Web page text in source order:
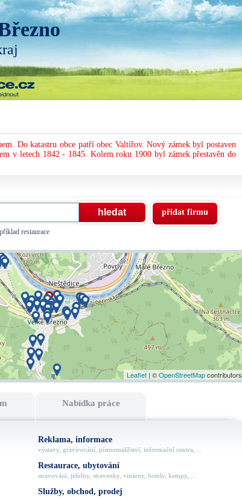
Do katastru obce patří obec Valtířov. Nový zámek byl postaven
v letech 1842 - 1845. Kolem roku 1900 byl zámek přestavěn do
restaurace
přidat firmu
Leaflet | ©OpenStreetMapcontributors
Nabídka práce
Reklama, informace
výstavy, gravírování, písmomalířství, informační centra, ...
Restaurace, ubytování
stravování, jídelny, stravenky, vinárny, hotely, kempy, ...
Služby, obchod, prodej